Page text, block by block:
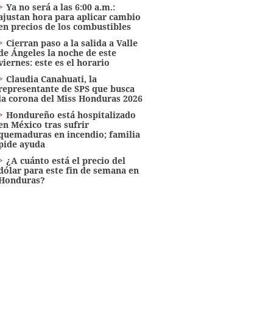
Ya no será a las 6:00 a.m.:
hora para aplicar cambio
precios de los combustibles
Cierran paso a la salida a Valle
Ángeles la noche de este
este es el horario
Claudia Canahuati, la
de SPS que busca
corona del Miss Honduras 2026
Hondureño está hospitalizado
México tras sufrir
en incendio; familia
ayuda
¿A cuánto está el precio del
para este fin de semana en